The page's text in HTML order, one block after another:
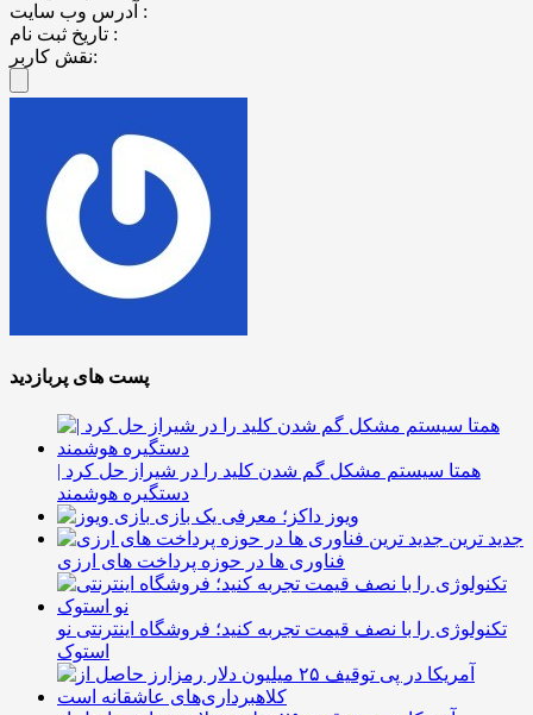
آدرس وب سایت :
تاریخ ثبت نام :
نقش کاربر:
پست های پربازدید
همتا سیستم مشکل گم شدن کلید را در شیراز حل کرد |
دستگیره هوشمند
ویوز داکز؛ معرفی یک بازی
جدید ترین
فناوری ها در حوزه پرداخت های ارزی
تکنولوژی را با نصف قیمت تجربه کنید؛ فروشگاه اینترنتی نو
استوک